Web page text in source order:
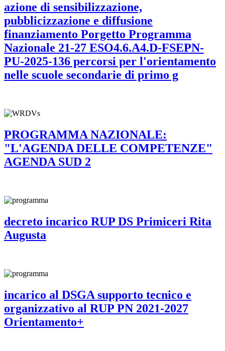
azione di sensibilizzazione,
pubblicizzazione e diffusione
finanziamento Porgetto Programma
Nazionale 21-27 ESO4.6.A4.D-FSEPN-
PU-2025-136 percorsi per l'orientamento
nelle scuole secondarie di primo g
PROGRAMMA NAZIONALE:
"L'AGENDA DELLE COMPETENZE"
AGENDA SUD 2
decreto incarico RUP DS Primiceri Rita
Augusta
incarico al DSGA supporto tecnico e
organizzativo al RUP PN 2021-2027
Orientamento+